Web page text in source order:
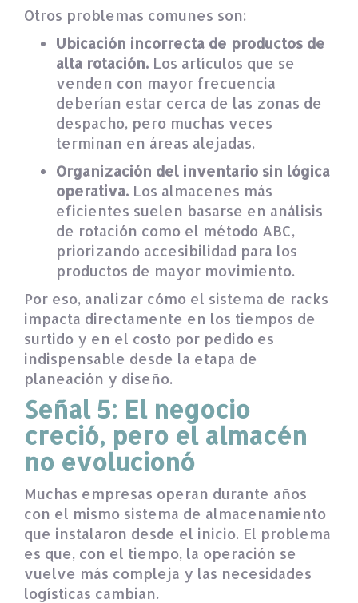
Otros problemas comunes son:
Ubicación incorrecta de productos de
alta rotación. Los artículos que se
venden con mayor frecuencia
deberían estar cerca de las zonas de
despacho, pero muchas veces
terminan en áreas alejadas.
Organización del inventario sin lógica
operativa. Los almacenes más
eficientes suelen basarse en análisis
de rotación como el método ABC,
priorizando accesibilidad para los
productos de mayor movimiento.
Por eso, analizar cómo el sistema de racks
impacta directamente en los tiempos de
surtido y en el costo por pedido es
indispensable desde la etapa de
planeación y diseño.
Señal 5: El negocio
creció, pero el almacén
no evolucionó
Muchas empresas operan durante años
con el mismo sistema de almacenamiento
que instalaron desde el inicio. El problema
es que, con el tiempo, la operación se
vuelve más compleja y las necesidades
logísticas cambian.